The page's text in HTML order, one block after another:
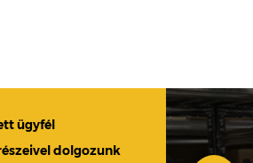
ügyfél
dolgozunk